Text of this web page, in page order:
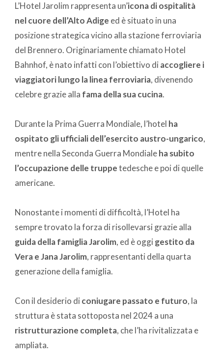
L’Hotel Jarolim rappresenta un’icona di ospitalità
nel cuore dell’Alto Adige ed è situato in una
posizione strategica vicino alla stazione ferroviaria
del Brennero. Originariamente chiamato Hotel
Bahnhof, è nato infatti con l’obiettivo di accogliere i
viaggiatori lungo la linea ferroviaria, divenendo
celebre grazie alla fama della sua cucina.
Durante la Prima Guerra Mondiale, l’hotel ha
ospitato gli ufficiali dell’esercito austro-ungarico,
mentre nella Seconda Guerra Mondialeha subito
l’occupazione delle truppetedesche e poi di quelle
americane.
Nonostante i momenti di difficoltà, l’Hotel ha
sempre trovato la forza di risollevarsi grazie alla
guida della famiglia Jarolim, ed è oggi gestito da
Vera e Jana Jarolim, rappresentanti della quarta
generazione della famiglia.
Con il desiderio di coniugare passato e futuro, la
struttura è stata sottoposta nel 2024 a una
ristrutturazione completa, che l’ha rivitalizzata e
ampliata.